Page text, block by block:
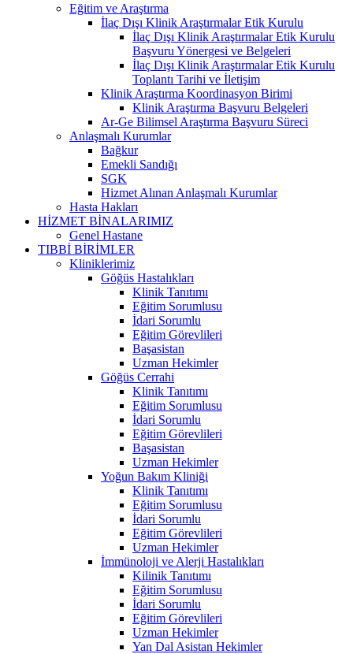
Eğitim ve Araştırma
İlaç Dışı Klinik Araştırmalar Etik Kurulu
İlaç Dışı Klinik Araştırmalar Etik Kurulu
Başvuru Yönergesi ve Belgeleri
İlaç Dışı Klinik Araştırmalar Etik Kurulu
Toplantı Tarihi ve İletişim
Klinik Araştırma Koordinasyon Birimi
Klinik Araştırma Başvuru Belgeleri
Ar-Ge Bilimsel Araştırma Başvuru Süreci
Anlaşmalı Kurumlar
Bağkur
Emekli Sandığı
SGK
Hizmet Alınan Anlaşmalı Kurumlar
Hasta Hakları
HİZMET BİNALARIMIZ
Genel Hastane
TIBBİ BİRİMLER
Kliniklerimiz
Göğüs Hastalıkları
Klinik Tanıtımı
Eğitim Sorumlusu
İdari Sorumlu
Eğitim Görevlileri
Başasistan
Uzman Hekimler
Göğüs Cerrahi
Klinik Tanıtımı
Eğitim Sorumlusu
İdari Sorumlu
Eğitim Görevlileri
Başasistan
Uzman Hekimler
Yoğun Bakım Kliniği
Klinik Tanıtımı
Eğitim Sorumlusu
İdari Sorumlu
Eğitim Görevlileri
Uzman Hekimler
İmmünoloji ve Alerji Hastalıkları
Kilinik Tanıtımı
Eğitim Sorumlusu
İdari Sorumlu
Eğitim Görevlileri
Uzman Hekimler
Yan Dal Asistan Hekimler